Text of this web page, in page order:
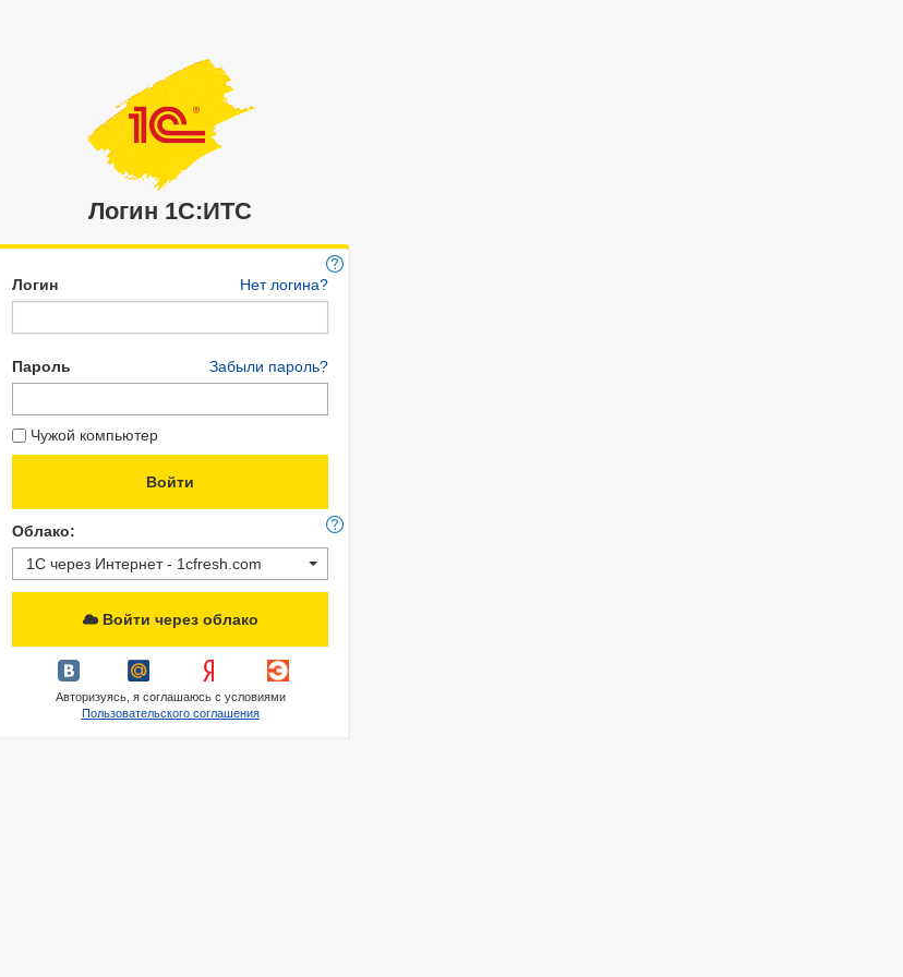
Логин 1C:ИТС
Логин Нет логина?
Пароль Забыли пароль?
Чужой компьютер
Облако:
1С через Интернет - 1cfresh.com
Войти через облако
Авторизуясь, я соглашаюсь с условиями
Пользовательского соглашения